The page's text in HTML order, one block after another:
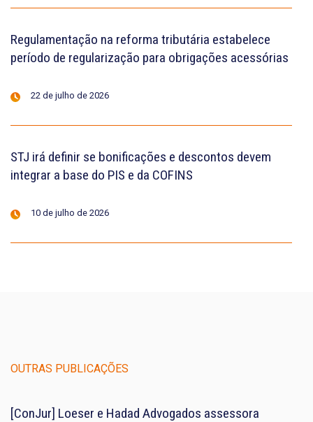
Regulamentação na reforma tributária estabelece
período de regularização para obrigações acessórias
22 de julho de 2026
STJ irá definir se bonificações e descontos devem
integrar a base do PIS e da COFINS
10 de julho de 2026
OUTRAS PUBLICAÇÕES
[ConJur] Loeser e Hadad Advogados assessora